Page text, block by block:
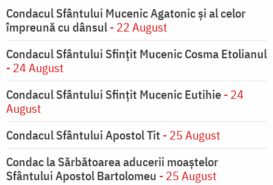
Condacul Sfântului Mucenic Agatonic şi al celor
împreună cu dânsul- 22 August
Condacul Sfântului Sfinţit Mucenic Cosma Etolianul
- 24 August
Condacul Sfântului Sfinţit Mucenic Eutihie- 24
August
Condacul Sfântului Apostol Tit - 25 August
Condac la Sărbătoarea aducerii moaştelor
Sfântului Apostol Bartolomeu - 25 August